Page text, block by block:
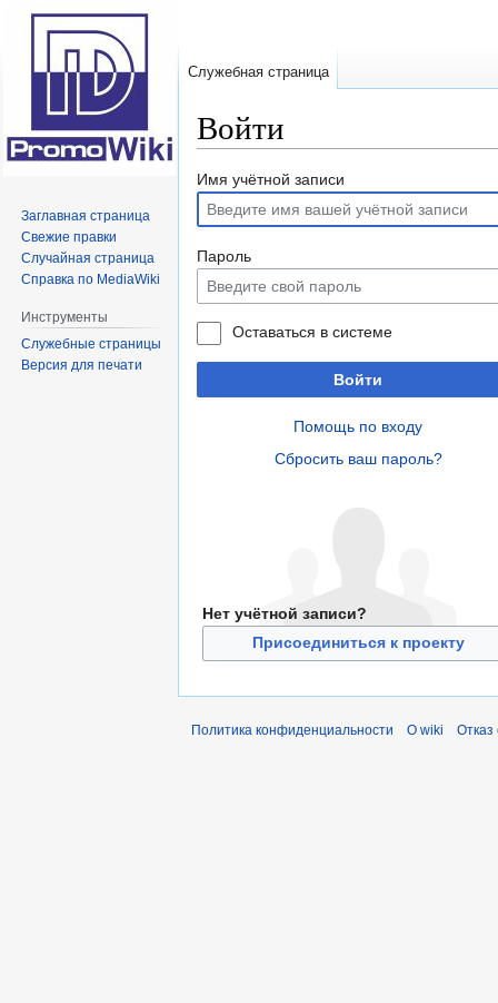
Войти
Перейти
навигации
Перейти
поиску
Имя учётной записи
Пароль
Оставаться в системе
Войти
Помощь по входу
Сбросить ваш пароль?
Нет учётной записи?
Присоединиться к проекту
Служебная страница
Заглавная страница
Свежие правки
Случайная страница
Справка по MediaWiki
Инструменты
Служебные страницы
Версия для печати
Политика конфиденциальности О wiki Отказ